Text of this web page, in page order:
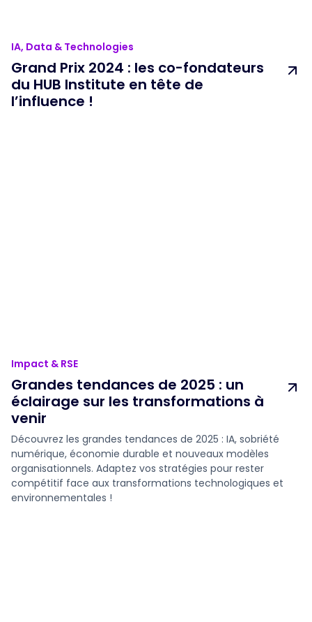
IA, Data & Technologies
Grand Prix 2024 : les co-fondateurs
du HUB Institute en tête de
l’influence !
Impact & RSE
Grandes tendances de 2025 : un
éclairage sur les transformations à
venir
Découvrez les grandes tendances de 2025 : IA, sobriété
numérique, économie durable et nouveaux modèles
organisationnels. Adaptez vos stratégies pour rester
compétitif face aux transformations technologiques et
environnementales !